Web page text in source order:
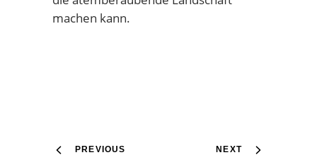
machen kann.
PREVIOUS NEXT